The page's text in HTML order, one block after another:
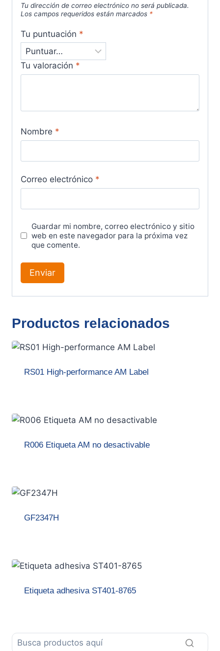
Tu dirección de correo electrónico no será publicada.
Los campos requeridos están marcados *
Tu puntuación *
Tu valoración *
Nombre *
Correo electrónico *
Guardar mi nombre, correo electrónico y sitio
web en este navegador para la próxima vez
que comente.
Productos relacionados
RS01 High-performance AM Label
R006 Etiqueta AM no desactivable
GF2347H
Etiqueta adhesiva ST401-8765